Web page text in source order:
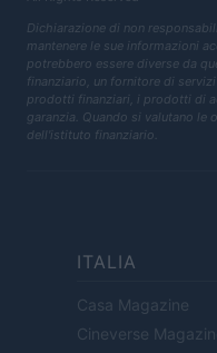
Dichiarazione di non
mantenere le sue informazioni
potrebbero essere diverse da
finanziario, un fornitore di
prodotti finanziari, i prodotti di
garanzia. Quando si valutano le
dell'istituto finanziario.
ITALIA
Casa Magazine
Cineverse